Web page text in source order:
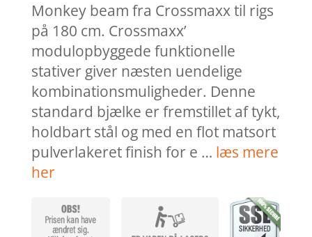
Monkey beam fra Crossmaxx til rigs
på 180 cm. Crossmaxx’
modulopbyggede funktionelle
stativer giver næsten uendelige
kombinationsmuligheder. Denne
standard bjælke er fremstillet af tykt,
holdbart stål og med en flot matsort
pulverlakeret finish for e … læs mere
her